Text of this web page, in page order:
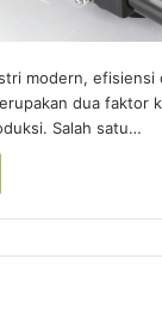
modern, efisiensi
dua faktor
Salah satu…